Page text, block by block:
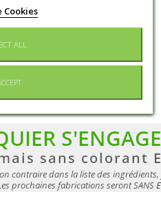
and protected from light
Cookies
ALL